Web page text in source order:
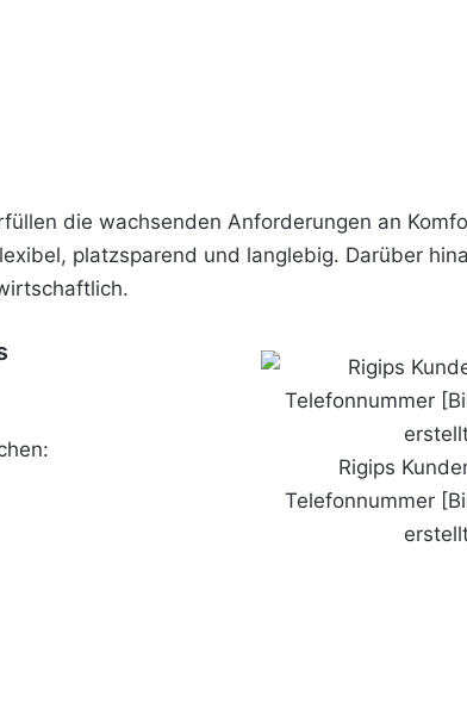
die wachsenden Anforderungen an
platzsparend und langlebig. Darüber
Rigips
Telefonnummer